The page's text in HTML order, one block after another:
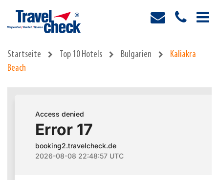
Startseite Top 10 Hotels Bulgarien
Kaliakra
Beach